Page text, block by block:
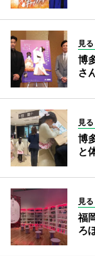
見
博
さ
見
博
と
見
福
ろ